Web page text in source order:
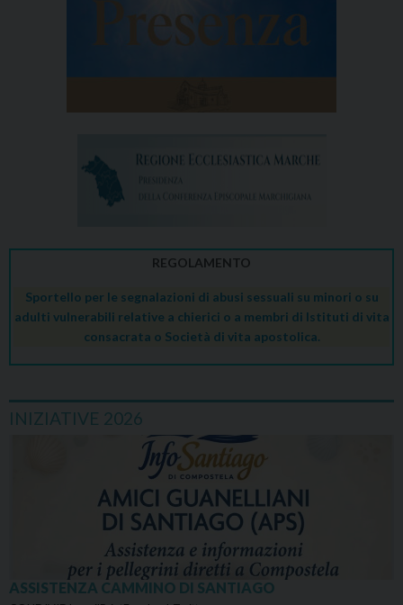
REGOLAMENTO
Sportello per le segnalazioni di abusi sessuali su minori o su
adulti vulnerabili relative a chierici o a membri di Istituti di vita
consacrata o Società di vita apostolica.
INIZIATIVE 2026
ASSISTENZA CAMMINO DI SANTIAGO